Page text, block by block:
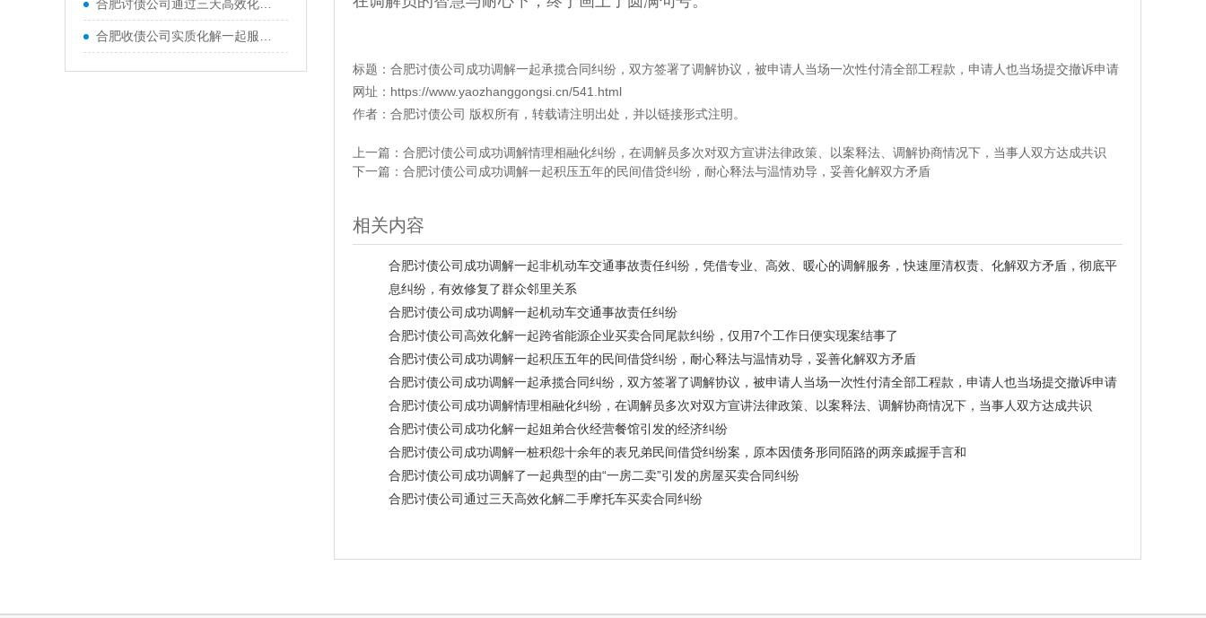
合肥讨债公司通过三天高效化解二手摩托车买卖合同纠纷
合肥收债公司实质化解一起服务合同纠纷，为改善亲子沟通、促进家庭和谐，原、被告签订教育咨询服务合同
标题： 合肥讨债公司成功调解一起承揽合同纠纷，双方签署了调解协议，被申请人当场一次性付清全部工程款，申请人也当场提交撤诉申请
网址： https://www.yaozhanggongsi.cn/541.html
作者： 合肥讨债公司 版权所有，转载请注明出处，并以链接形式注明。
上一篇： 合肥讨债公司成功调解情理相融化纠纷，在调解员多次对双方宣讲法律政策、以案释法、调解协商情况下，当事人双方达成共识
下一篇： 合肥讨债公司成功调解一起积压五年的民间借贷纠纷，耐心释法与温情劝导，妥善化解双方矛盾
相关内容
合肥讨债公司成功调解一起非机动车交通事故责任纠纷，凭借专业、高效、暖心的调解服务，快速厘清权责、化解双方矛盾，彻底平
息纠纷，有效修复了群众邻里关系
合肥讨债公司成功调解一起机动车交通事故责任纠纷
合肥讨债公司高效化解一起跨省能源企业买卖合同尾款纠纷，仅用7个工作日便实现案结事了
合肥讨债公司成功调解一起积压五年的民间借贷纠纷，耐心释法与温情劝导，妥善化解双方矛盾
合肥讨债公司成功调解一起承揽合同纠纷，双方签署了调解协议，被申请人当场一次性付清全部工程款，申请人也当场提交撤诉申请
合肥讨债公司成功调解情理相融化纠纷，在调解员多次对双方宣讲法律政策、以案释法、调解协商情况下，当事人双方达成共识
合肥讨债公司成功化解一起姐弟合伙经营餐馆引发的经济纠纷
合肥讨债公司成功调解一桩积怨十余年的表兄弟民间借贷纠纷案，原本因债务形同陌路的两亲戚握手言和
合肥讨债公司成功调解了一起典型的由“一房二卖”引发的房屋买卖合同纠纷
合肥讨债公司通过三天高效化解二手摩托车买卖合同纠纷